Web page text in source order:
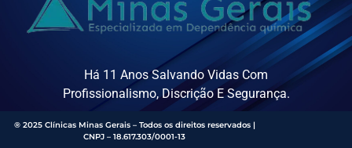
Há 11 Anos Salvando Vidas Com
Profissionalismo, Discrição E Segurança.
® 2025 Clínicas Minas Gerais – Todos os direitos reservados |
CNPJ – 18.617.303/0001-13